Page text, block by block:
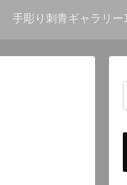
手彫り刺青ギャラリー1